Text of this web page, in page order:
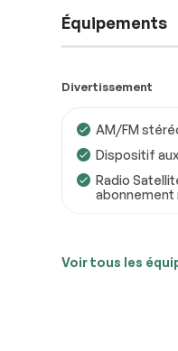
Équipements
Moteur
Transmission
Accessoires
Divertissement
AM/FM
Dispositif
Radio
abonnement
Extérieurs autres
Voir tous les